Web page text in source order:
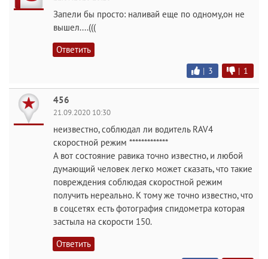
Запели бы просто: наливай еще по одному,он не
вышел....(((
Ответить
| 3 | 1
456
21.09.2020 10:30
неизвестно, соблюдал ли водитель RAV4
скоростной режим *************
А вот состояние равика точно известно, и любой
думающий человек легко может сказать, что такие
повреждения соблюдая скоростной режим
получить нереально. К тому же точно известно, что
в соцсетях есть фотография спидометра которая
застыла на скорости 150.
Ответить